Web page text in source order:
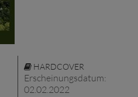
HARDCOVER
Erscheinungsdatum:
02.02.2022